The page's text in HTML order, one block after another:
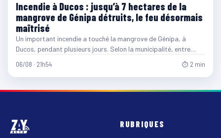
Incendie à Ducos : jusqu’à 7 hectares de la
mangrove de Génipa détruits, le feu désormais
maîtrisé
Un important incendie a touché la mangrove de Génipa, à
Ducos, pendant plusieurs jours. Selon la municipalité, entre…
06/08 · 21h54 ⏱ 2 min
RUBRIQUES